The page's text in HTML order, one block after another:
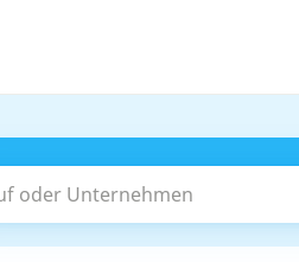
oder Unternehmen